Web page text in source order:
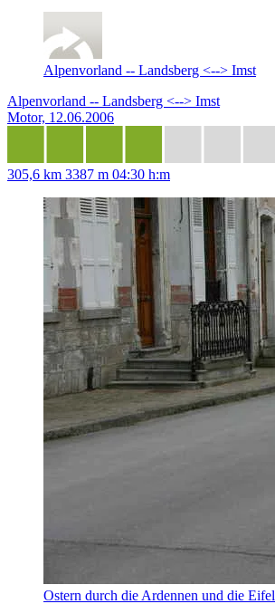
Alpenvorland -- Landsberg <--> Imst
Alpenvorland -- Landsberg <--> Imst
Motor, 12.06.2006
305,6 km 3387 m 04:30 h:m
Ostern durch die Ardennen und die Eifel